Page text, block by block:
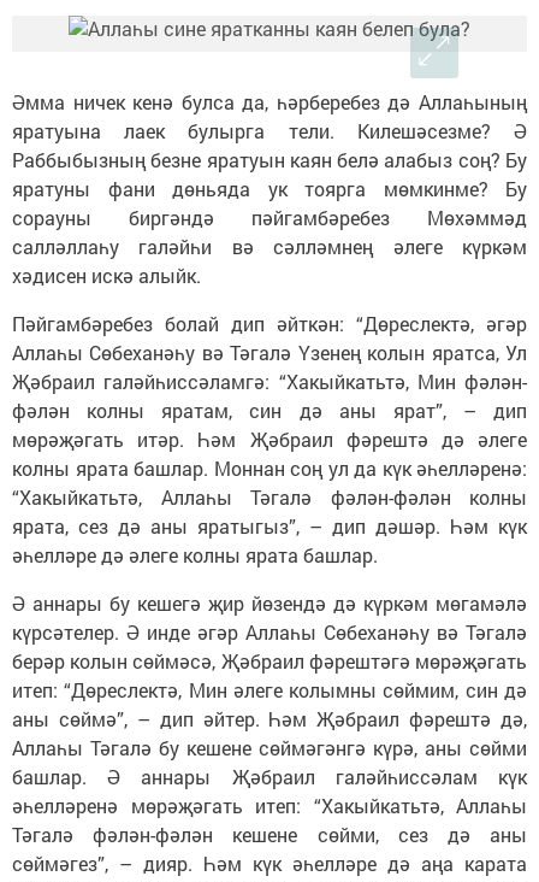
Әмма ничек кенә булса да, һәрберебез дә Аллаһының
яратуына лаек булырга тели. Килешәсезме? Ә
Раббыбызның безне яратуын каян белә алабыз соң? Бу
яратуны фани дөньяда ук тоярга мөмкинме? Бу
сорауны биргәндә пәйгамбәребез Мөхәммәд
салләллаһу галәйһи вә сәлләмнең әлеге күркәм
хәдисен искә алыйк.
Пәйгамбәребез болай дип әйткән: “Дөреслектә, әгәр
Аллаһы Сөбеханәһу вә Тәгалә Үзенең колын яратса, Ул
Җәбраил галәйһиссәламгә: “Хакыйкатьтә, Мин фәлән-
фәлән колны яратам, син дә аны ярат”, – дип
мөрәҗәгать итәр. Һәм Җәбраил фәрештә дә әлеге
колны ярата башлар. Моннан соң ул да күк әһелләренә:
“Хакыйкатьтә, Аллаһы Тәгалә фәлән-фәлән колны
ярата, сез дә аны яратыгыз”, – дип дәшәр. Һәм күк
әһелләре дә әлеге колны ярата башлар.
Ә аннары бу кешегә җир йөзендә дә күркәм мөгамәлә
күрсәтелер. Ә инде әгәр Аллаһы Сөбеханәһу вә Тәгалә
берәр колын сөймәсә, Җәбраил фәрештәгә мөрәҗәгать
итеп: “Дөреслектә, Мин әлеге колымны сөймим, син дә
аны сөймә”, – дип әйтер. Һәм Җәбраил фәрештә дә,
Аллаһы Тәгалә бу кешене сөймәгәнгә күрә, аны сөйми
башлар. Ә аннары Җәбраил галәйһиссәлам күк
әһелләренә мөрәҗәгать итеп: “Хакыйкатьтә, Аллаһы
Тәгалә фәлән-фәлән кешене сөйми, сез дә аны
сөймәгез”, – дияр. Һәм күк әһелләре дә аңа карата